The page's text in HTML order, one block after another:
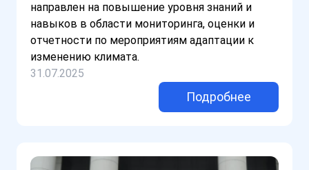
направлен на повышение уровня знаний и
навыков в области мониторинга, оценки и
отчетности по мероприятиям адаптации к
изменению климата.
31.07.2025
Подробнее